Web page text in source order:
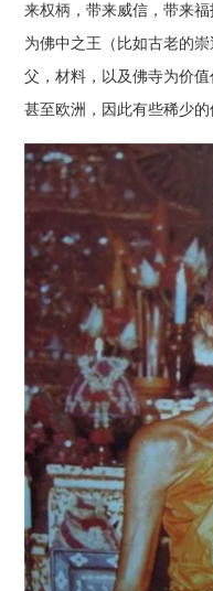
来权柄，带来威信，带来
为佛中之王（比如古老的
父，材料，以及佛寺为价
甚至欧洲，因此有些稀少